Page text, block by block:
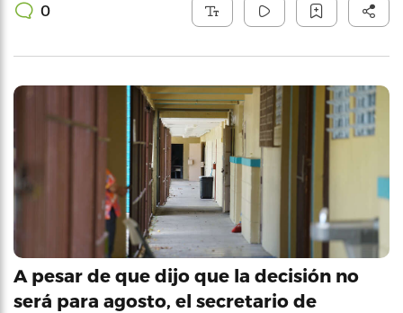
0
A pesar de que dijo que la decisión no
será para agosto, el secretario de